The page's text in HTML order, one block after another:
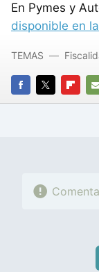
En Pymes y
disponible en
FACEBOOK
TWITTER
TEMAS